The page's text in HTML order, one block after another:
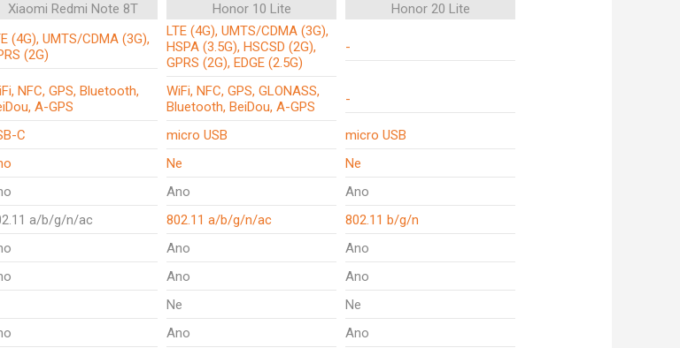
Xiaomi Redmi Note 8T Honor 10 Lite Honor 20 Lite
(4G), UMTS/CDMA (3G),
(2G)
LTE (4G), UMTS/CDMA (3G),
HSPA (3.5G), HSCSD (2G),
GPRS (2G), EDGE (2.5G)
-
NFC, GPS, Bluetooth,
A-GPS
WiFi, NFC, GPS, GLONASS,
Bluetooth, BeiDou, A-GPS
-
C micro USB
micro USB
Ne
Ne
Ano
Ano
a/b/g/n/ac 802.11 a/b/g/n/ac
802.11 b/g/n
Ano
Ano
Ano
Ano
Ne
Ne
Ano
Ano